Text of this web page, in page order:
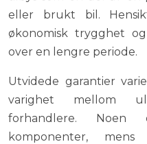
eller brukt bil.
økonomisk trygghet
over en lengre periode.
Utvidede garantier
varighet mellom
forhandlere. Noen
komponenter,